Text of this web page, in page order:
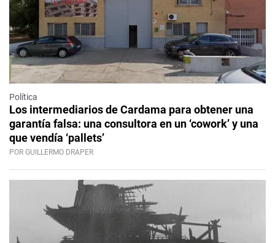
Política
Los intermediarios de Cardama para obtener una
garantía falsa: una consultora en un ‘cowork’ y una
que vendía ‘pallets’
POR GUILLERMO DRAPER